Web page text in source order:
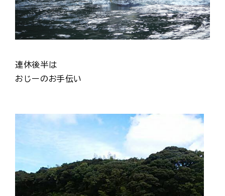
連休後半は
おじーのお手伝い